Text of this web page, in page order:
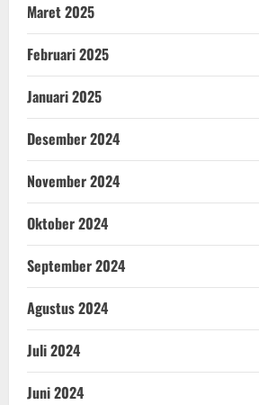
Maret 2025
Februari 2025
Januari 2025
Desember 2024
November 2024
Oktober 2024
September 2024
Agustus 2024
Juli 2024
Juni 2024